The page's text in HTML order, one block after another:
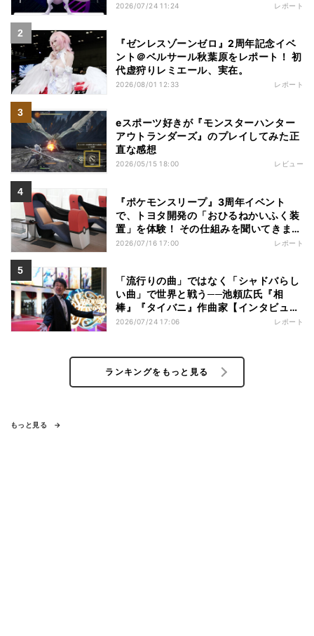
2026/07/24 11:24 レポート
『ゼンレスゾーンゼロ』2周年記念イベ
ント＠ベルサール秋葉原をレポート！ 初
代虚狩りレミエール、実在。
2026/08/01 12:33 レポート
eスポーツ好きが『モンスターハンター
アウトランダーズ』のプレイしてみた正
直な感想
2026/05/15 18:00 レビュー
『ポケモンスリープ』3周年イベント
で、トヨタ開発の「おひるねかいふく装
置」を体験！ その仕組みを聞いてきまし
た
2026/07/16 17:00 レポート
「流行りの曲」ではなく「シャドバらし
い曲」で世界と戦う──池頼広氏『相
棒』『タイバニ』作曲家【インタビュ
ー】
2026/07/24 17:06 レポート
ランキングをもっと見る
もっと見る